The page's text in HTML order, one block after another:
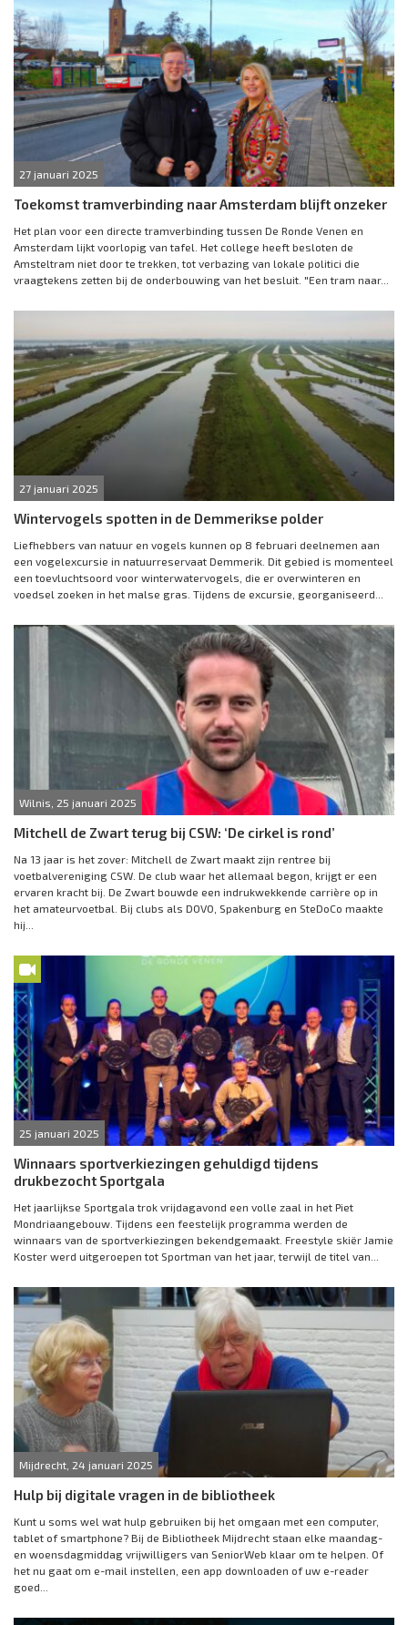
27 januari 2025
Toekomst tramverbinding naar Amsterdam blijft onzeker
Het plan voor een directe tramverbinding tussen De Ronde Venen en
Amsterdam lijkt voorlopig van tafel. Het college heeft besloten de
Amsteltram niet door te trekken, tot verbazing van lokale politici die
vraagtekens zetten bij de onderbouwing van het besluit. "Een tram naar...
27 januari 2025
Wintervogels spotten in de Demmerikse polder
Liefhebbers van natuur en vogels kunnen op 8 februari deelnemen aan
een vogelexcursie in natuurreservaat Demmerik. Dit gebied is momenteel
een toevluchtsoord voor winterwatervogels, die er overwinteren en
voedsel zoeken in het malse gras. Tijdens de excursie, georganiseerd...
Wilnis, 25 januari 2025
Mitchell de Zwart terug bij CSW: ‘De cirkel is rond’
Na 13 jaar is het zover: Mitchell de Zwart maakt zijn rentree bij
voetbalvereniging CSW. De club waar het allemaal begon, krijgt er een
ervaren kracht bij. De Zwart bouwde een indrukwekkende carrière op in
het amateurvoetbal. Bij clubs als DOVO, Spakenburg en SteDoCo maakte
hij...
25 januari 2025
Winnaars sportverkiezingen gehuldigd tijdens
drukbezocht Sportgala
Het jaarlijkse Sportgala trok vrijdagavond een volle zaal in het Piet
Mondriaangebouw. Tijdens een feestelijk programma werden de
winnaars van de sportverkiezingen bekendgemaakt. Freestyle skiër Jamie
Koster werd uitgeroepen tot Sportman van het jaar, terwijl de titel van...
Mijdrecht, 24 januari 2025
Hulp bij digitale vragen in de bibliotheek
Kunt u soms wel wat hulp gebruiken bij het omgaan met een computer,
tablet of smartphone? Bij de Bibliotheek Mijdrecht staan elke maandag-
en woensdagmiddag vrijwilligers van SeniorWeb klaar om te helpen. Of
het nu gaat om e-mail instellen, een app downloaden of uw e-reader
goed...